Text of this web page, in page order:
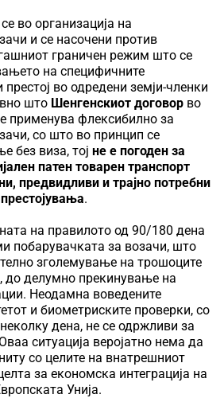
во организација на
и се насочени против
граничен режим што се
на специфичните
во одредени земји-членки
што Шенгенскиот договор во
применува флексибилно за
со што во принцип се
без виза, тој не е погоден за
патен товарен транспорт
предвидливи и трајно потребни
.
на правилото од 90/180 дена
побарувачката за возачи, што
зголемување на трошоците
до делумно прекинување на
Неодамна воведените
и биометриските проверки, со
дена, не се одржливи за
ситуација веројатно нема да
со целите на внатрешниот
за економска интеграција на
Унија.